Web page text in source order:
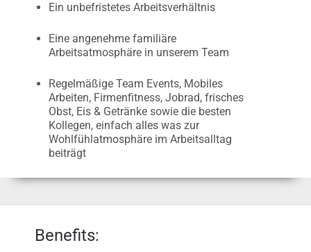
Ein unbefristetes Arbeitsverhältnis
Eine angenehme familiäre
Arbeitsatmosphäre in unserem Team
Regelmäßige Team Events, Mobiles
Arbeiten, Firmenfitness, Jobrad, frisches
Obst, Eis & Getränke sowie die besten
Kollegen, einfach alles was zur
Wohlfühlatmosphäre im Arbeitsalltag
beiträgt
Benefits: